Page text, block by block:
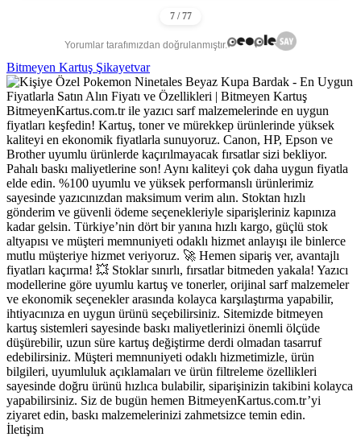
Yorumlar tarafımızdan doğrulanmıştır.
Bitmeyen Kartuş Şikayetvar
BitmeyenKartus.com.tr ile yazıcı sarf malzemelerinde en uygun
fiyatları keşfedin! Kartuş, toner ve mürekkep ürünlerinde yüksek
kaliteyi en ekonomik fiyatlarla sunuyoruz. Canon, HP, Epson ve
Brother uyumlu ürünlerde kaçırılmayacak fırsatlar sizi bekliyor.
Pahalı baskı maliyetlerine son! Aynı kaliteyi çok daha uygun fiyatla
elde edin. %100 uyumlu ve yüksek performanslı ürünlerimiz
sayesinde yazıcınızdan maksimum verim alın. Stoktan hızlı
gönderim ve güvenli ödeme seçenekleriyle siparişleriniz kapınıza
kadar gelsin. Türkiye’nin dört bir yanına hızlı kargo, güçlü stok
altyapısı ve müşteri memnuniyeti odaklı hizmet anlayışı ile binlerce
mutlu müşteriye hizmet veriyoruz. 🚀 Hemen sipariş ver, avantajlı
fiyatları kaçırma! 💥 Stoklar sınırlı, fırsatlar bitmeden yakala! Yazıcı
modellerine göre uyumlu kartuş ve tonerler, orijinal sarf malzemeler
ve ekonomik seçenekler arasında kolayca karşılaştırma yapabilir,
ihtiyacınıza en uygun ürünü seçebilirsiniz. Sitemizde bitmeyen
kartuş sistemleri sayesinde baskı maliyetlerinizi önemli ölçüde
düşürebilir, uzun süre kartuş değiştirme derdi olmadan tasarruf
edebilirsiniz. Müşteri memnuniyeti odaklı hizmetimizle, ürün
bilgileri, uyumluluk açıklamaları ve ürün filtreleme özellikleri
sayesinde doğru ürünü hızlıca bulabilir, siparişinizin takibini kolayca
yapabilirsiniz. Siz de bugün hemen BitmeyenKartus.com.tr’yi
ziyaret edin, baskı malzemelerinizi zahmetsizce temin edin.
İletişim